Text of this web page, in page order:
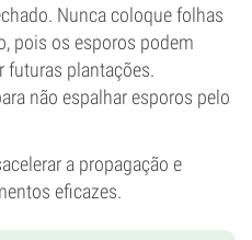
Nunca coloque folhas
pois os esporos podem
futuras plantações.
não espalhar esporos pelo
a propagação e
eficazes.